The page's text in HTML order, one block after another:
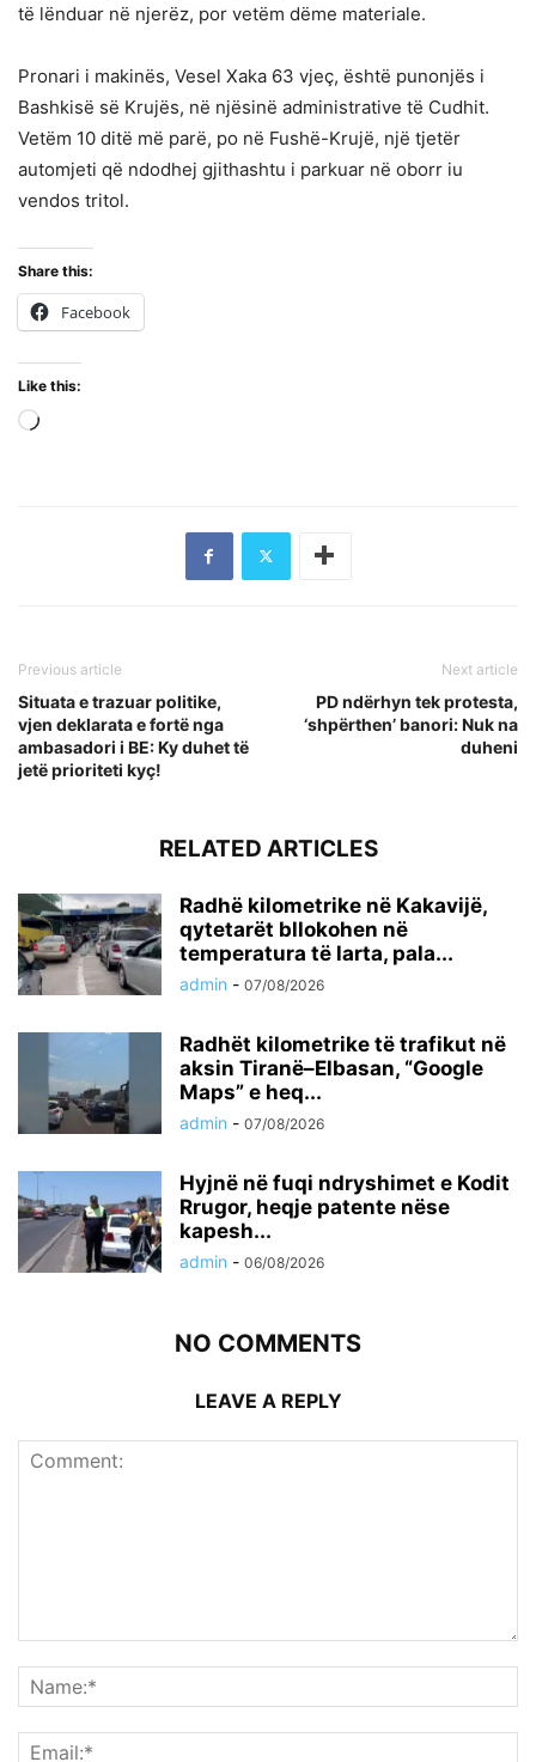
të lënduar në njerëz, por vetëm dëme materiale.
Pronari i makinës, Vesel Xaka 63 vjeç, është punonjës i
Bashkisë së Krujës, në njësinë administrative të Cudhit.
Vetëm 10 ditë më parë, po në Fushë-Krujë, një tjetër
automjeti që ndodhej gjithashtu i parkuar në oborr iu
vendos tritol.
Share this:
Facebook
Like this:
Previous article
Situata e trazuar politike,
vjen deklarata e fortë nga
ambasadori i BE: Ky duhet të
jetë prioriteti kyç!
Next article
PD ndërhyn tek protesta,
‘shpërthen’ banori: Nuk na
duheni
RELATED ARTICLES
Radhë kilometrike në Kakavijë,
qytetarët bllokohen në
temperatura të larta, pala...
admin - 07/08/2026
Radhët kilometrike të trafikut në
aksin Tiranë–Elbasan, “Google
Maps” e heq...
admin - 07/08/2026
Hyjnë në fuqi ndryshimet e Kodit
Rrugor, heqje patente nëse
kapesh...
admin - 06/08/2026
NO COMMENTS
LEAVE A REPLY